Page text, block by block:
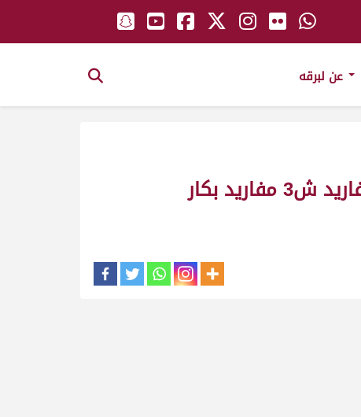
مصيحه ملك_جابر عبدالهادي البريدي مهرجان هياض وطرابلس الصيفي للمفاريد ش3 مفاريد بكار